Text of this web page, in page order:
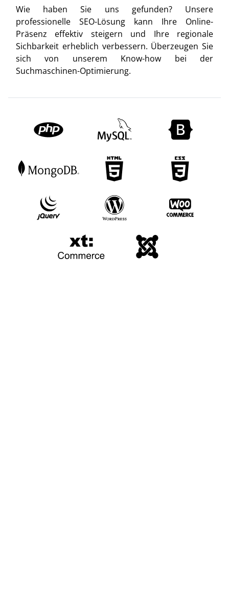
Wie haben Sie uns gefunden? Unsere
professionelle SEO-Lösung kann Ihre Online-
Präsenz effektiv steigern und Ihre regionale
Sichbarkeit erheblich verbessern. Überzeugen Sie
sich von unserem Know-how bei der
Suchmaschinen-Optimierung.